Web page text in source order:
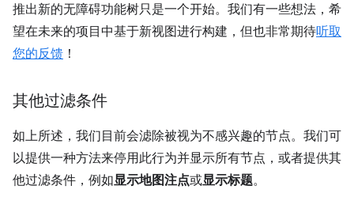
推出新的无障碍功能树只是一个开始。我们有一些想法，希
望在未来的项目中基于新视图进行构建，但也非常期待听取
您的反馈 ！
其他过滤条件
如上所述，我们目前会滤除被视为不感兴趣的节点。我们可
以提供一种方法来停用此行为并显示所有节点，或者提供其
他过滤条件，例如显示地图注点或显示标题。